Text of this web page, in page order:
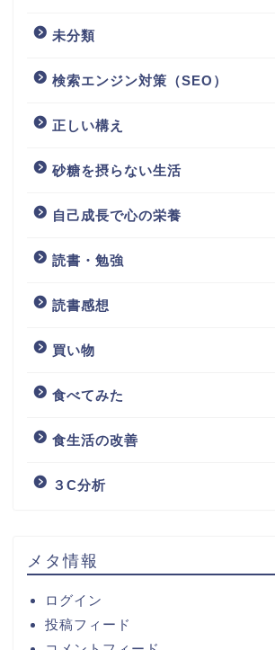
未分類
検索エンジン対策（SEO）
正しい構え
砂糖を摂らない生活
自己成長で心の栄養
読書・勉強
読書感想
買い物
食べてみた
食生活の改善
３C分析
メタ情報
ログイン
投稿フィード